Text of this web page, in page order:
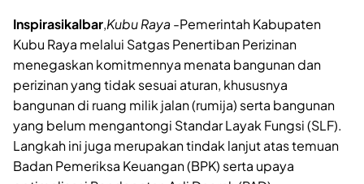
Inspirasikalbar,Kubu Raya -Pemerintah Kabupaten
Kubu Raya melalui Satgas Penertiban Perizinan
menegaskan komitmennya menata bangunan dan
perizinan yang tidak sesuai aturan, khususnya
bangunan di ruang milik jalan (rumija) serta bangunan
yang belum mengantongi Standar Layak Fungsi (SLF).
Langkah ini juga merupakan tindak lanjut atas temuan
Badan Pemeriksa Keuangan (BPK) serta upaya